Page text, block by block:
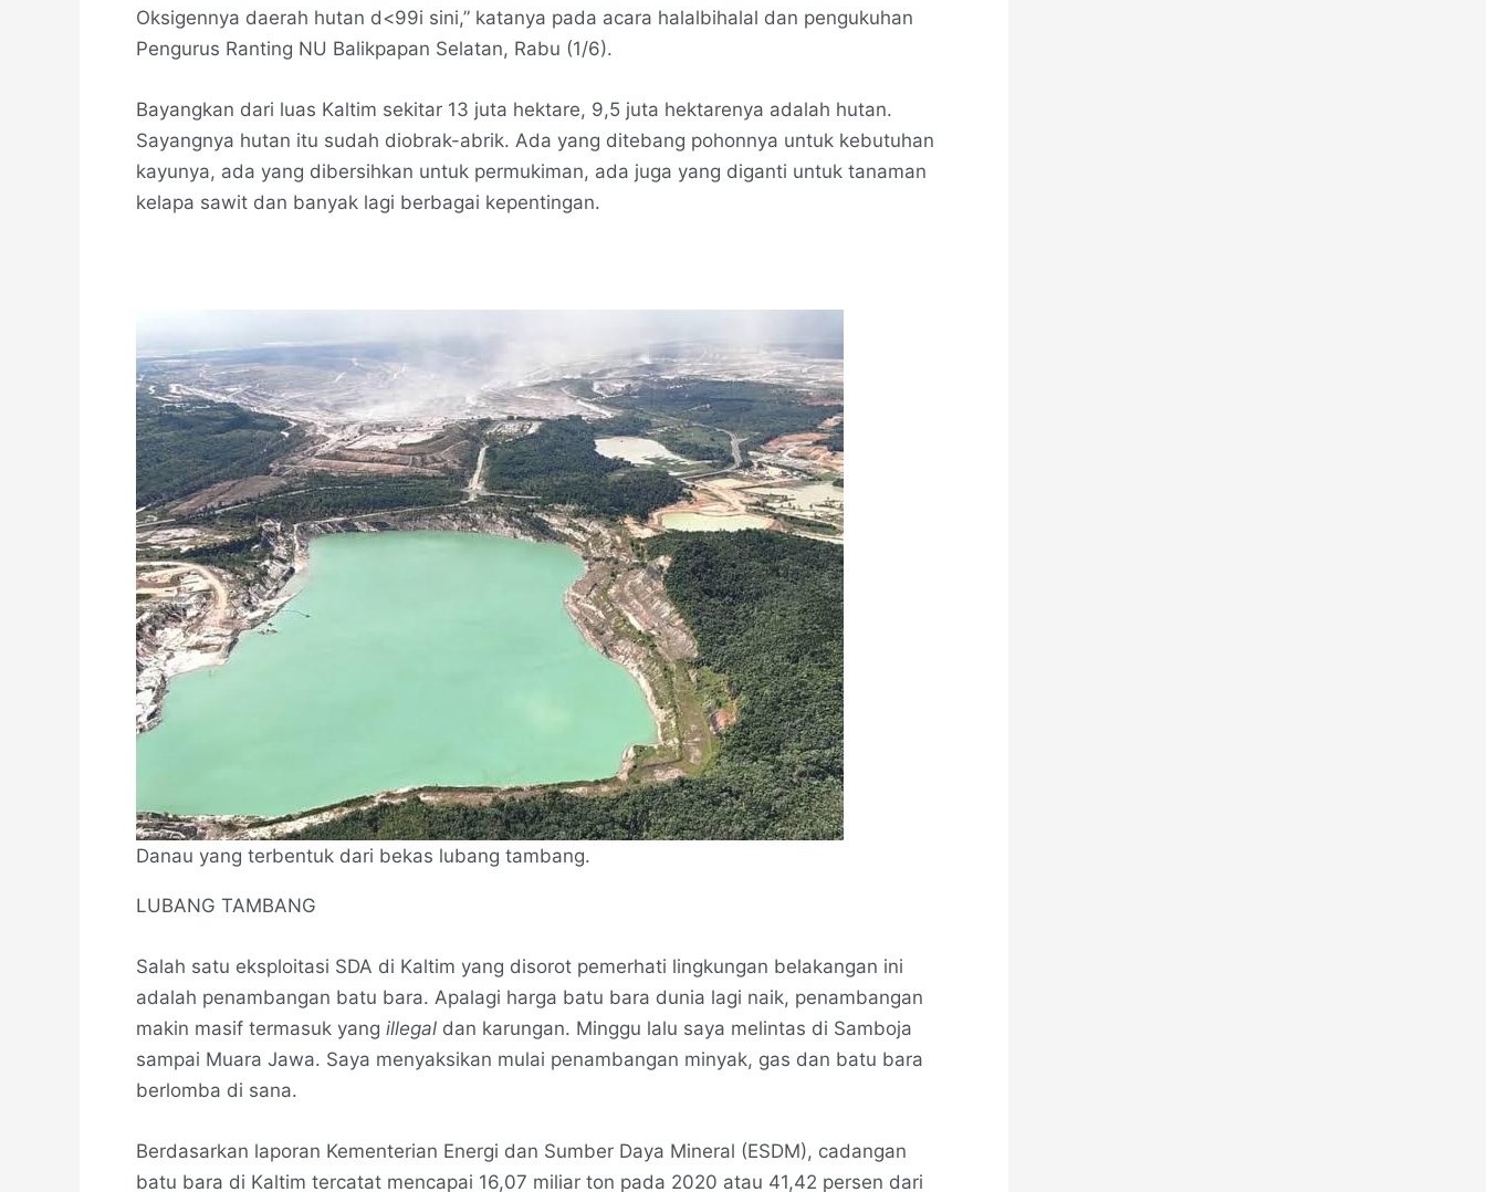
Oksigennya daerah hutan d<99i sini,” katanya pada acara halalbihalal dan pengukuhan
Pengurus Ranting NU Balikpapan Selatan, Rabu (1/6).
Bayangkan dari luas Kaltim sekitar 13 juta hektare, 9,5 juta hektarenya adalah hutan.
Sayangnya hutan itu sudah diobrak-abrik. Ada yang ditebang pohonnya untuk kebutuhan
kayunya, ada yang dibersihkan untuk permukiman, ada juga yang diganti untuk tanaman
kelapa sawit dan banyak lagi berbagai kepentingan.
Danau yang terbentuk dari bekas lubang tambang.
LUBANG TAMBANG
Salah satu eksploitasi SDA di Kaltim yang disorot pemerhati lingkungan belakangan ini
adalah penambangan batu bara. Apalagi harga batu bara dunia lagi naik, penambangan
makin masif termasuk yang illegal dan karungan. Minggu lalu saya melintas di Samboja
sampai Muara Jawa. Saya menyaksikan mulai penambangan minyak, gas dan batu bara
berlomba di sana.
Berdasarkan laporan Kementerian Energi dan Sumber Daya Mineral (ESDM), cadangan
batu bara di Kaltim tercatat mencapai 16,07 miliar ton pada 2020 atau 41,42 persen dari